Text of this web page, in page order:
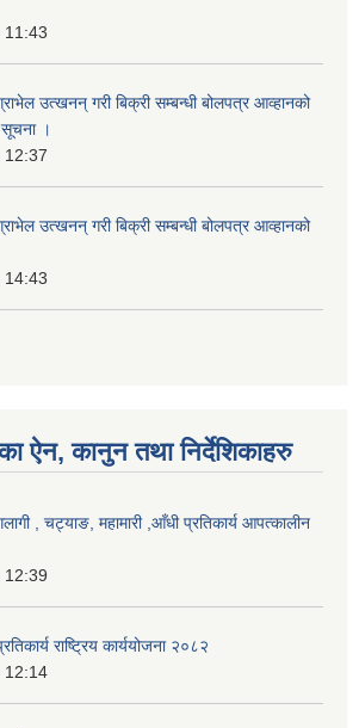
11:43
उत्खनन् गरी बिक्री सम्बन्धी बोलपत्र आव्हानको
सूचना ।
12:37
उत्खनन् गरी बिक्री सम्बन्धी बोलपत्र आव्हानको
14:43
ऐन, कानुन तथा निर्देशिकाहरु
, चट्याङ, महामारी ,आँधी प्रतिकार्य आपत्कालीन
12:39
राष्ट्रिय कार्ययोजना २०८२
12:14